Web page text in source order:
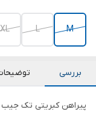
M
L
XL
بررسی
پیراهن کبریتی تک